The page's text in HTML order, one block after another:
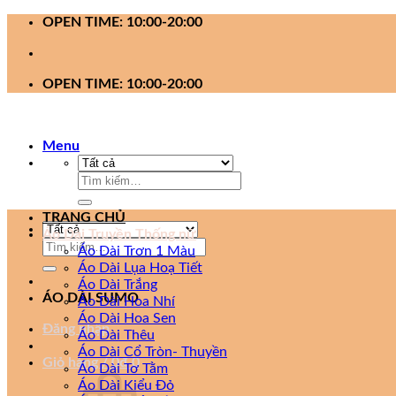
OPEN TIME: 10:00-20:00
OPEN TIME: 10:00-20:00
Menu
Tìm
Tìm
ÁO DÀI SUMO
Đăng nhập
Giỏ hàng /0₫ 0
TRANG CHỦ
Áo Dài Truyền Thống nữ
Áo Dài Trơn 1 Màu
Áo Dài Lụa Hoạ Tiết
Áo Dài Trắng
Áo Dài Hoa Nhí
Áo Dài Hoa Sen
Áo Dài Thêu
Áo Dài Cổ Tròn- Thuyền
Áo Dài Tơ Tằm
Áo Dài Kiểu Đỏ